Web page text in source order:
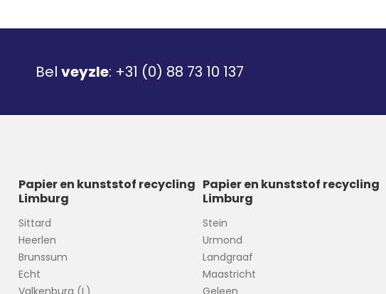
Bel veyzle: +31 (0) 88 73 10 137
Papier en kunststof recycling
Limburg
Sittard
Heerlen
Brunssum
Echt
Papier en kunststof recycling
Limburg
Stein
Urmond
Landgraaf
Maastricht